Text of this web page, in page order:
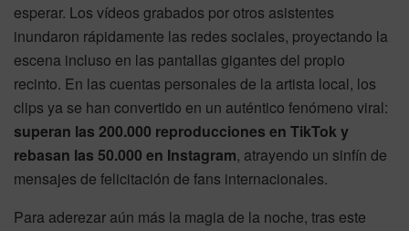
esperar. Los vídeos grabados por otros asistentes
inundaron rápidamente las redes sociales, proyectando la
escena incluso en las pantallas gigantes del propio
recinto. En las cuentas personales de la artista local, los
clips ya se han convertido en un auténtico fenómeno viral:
superan las 200.000 reproducciones en TikTok y
rebasan las 50.000 en Instagram, atrayendo un sinfín de
mensajes de felicitación de fans internacionales.
Para aderezar aún más la magia de la noche, tras este